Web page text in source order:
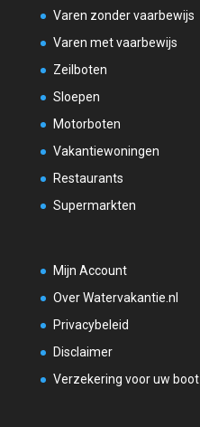
Varen zonder vaarbewijs
Varen met vaarbewijs
Zeilboten
Sloepen
Motorboten
Vakantiewoningen
Restaurants
Supermarkten
Mijn Account
Over Watervakantie.nl
Privacybeleid
Disclaimer
Verzekering voor uw boot